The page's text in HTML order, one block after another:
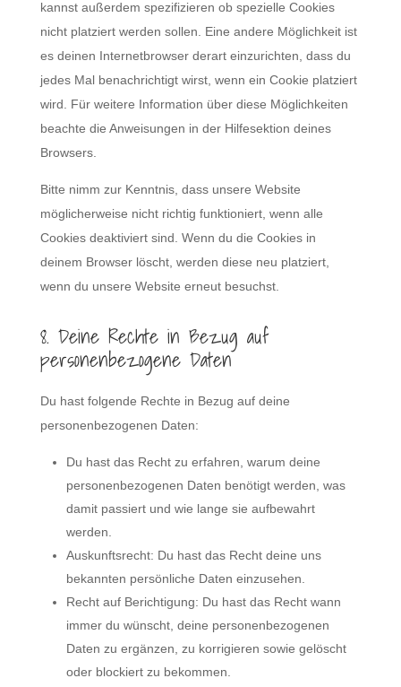
kannst außerdem spezifizieren ob spezielle Cookies
nicht platziert werden sollen. Eine andere Möglichkeit ist
es deinen Internetbrowser derart einzurichten, dass du
jedes Mal benachrichtigt wirst, wenn ein Cookie platziert
wird. Für weitere Information über diese Möglichkeiten
beachte die Anweisungen in der Hilfesektion deines
Browsers.
Bitte nimm zur Kenntnis, dass unsere Website
möglicherweise nicht richtig funktioniert, wenn alle
Cookies deaktiviert sind. Wenn du die Cookies in
deinem Browser löscht, werden diese neu platziert,
wenn du unsere Website erneut besuchst.
8. Deine Rechte in Bezug auf
personenbezogene Daten
Du hast folgende Rechte in Bezug auf deine
personenbezogenen Daten:
Du hast das Recht zu erfahren, warum deine
personenbezogenen Daten benötigt werden, was
damit passiert und wie lange sie aufbewahrt
werden.
Auskunftsrecht: Du hast das Recht deine uns
bekannten persönliche Daten einzusehen.
Recht auf Berichtigung: Du hast das Recht wann
immer du wünscht, deine personenbezogenen
Daten zu ergänzen, zu korrigieren sowie gelöscht
oder blockiert zu bekommen.